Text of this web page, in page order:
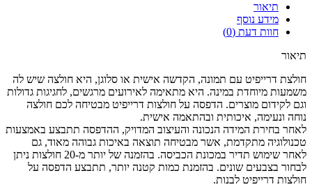
תיאור
מידע נוסף
חוות דעת (0)
תיאור
חולצת דרייפיט עם תמונה, הקדשה אישית או סלוגן, היא חולצה שיש לה
משמעות מיוחדת במינה. היא מתאימה לאירועים מרגשים, לחגיגות גדולות
וגם לקידום מוצרים. הדפסה על חולצות דרייפיט מבטיחה לכם חולצה
נוחה ונעימה, איכותית ובהתאמה אישית.
לאחר בחירת המידה הנכונה והעיצוב המדויק, ההדפסה תתבצע באמצעות
טכנולוגיה מתקדמת, אשר מבטיחה תוצאה באיכות גבוהה מאוד, גם
לאחר שימוש תדיר במכונת הכביסה. בהזמנה של יותר מ-20 חולצות ניתן
לבחור בצבעים שונים. בהזמנת כמות קטנה יותר, תתבצע הדפסה על
חולצות דרייפיט לבנות.